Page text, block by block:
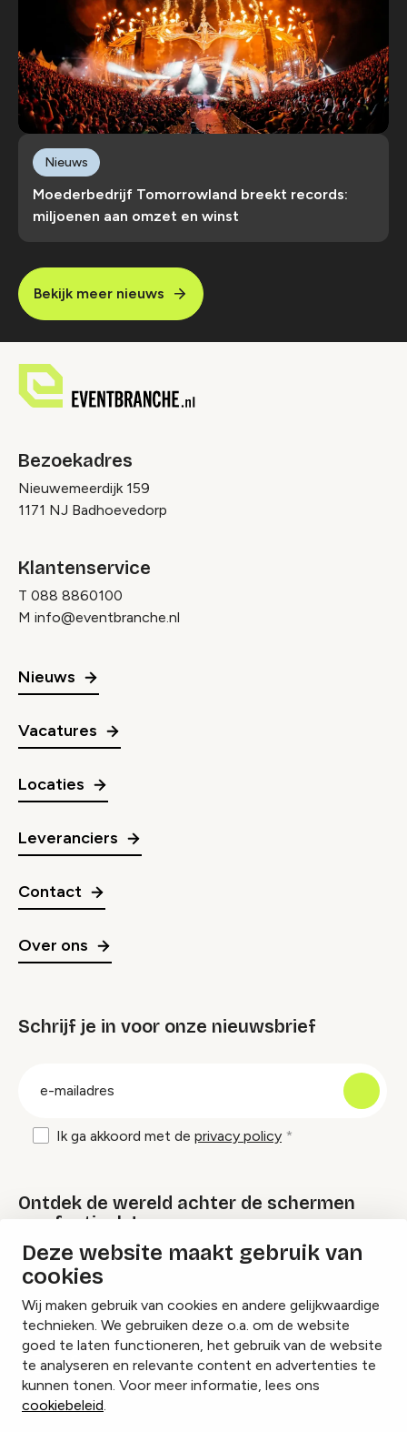
Deze website maakt gebruik van
cookies
Wij maken gebruik van cookies en andere gelijkwaardige
technieken. We gebruiken deze o.a. om de website
goed te laten functioneren, het gebruik van de website
te analyseren en relevante content en advertenties te
kunnen tonen. Voor meer informatie, lees ons
cookiebeleid.
Moederbedrijf Tomorrowland breekt records:
miljoenen aan omzet en winst
Nieuws
Bekijk meer nieuws
Bezoekadres
Nieuwemeerdijk 159
1171 NJ Badhoevedorp
Klantenservice
T 088 8860100
M info@eventbranche.nl
Nieuws
Vacatures
Locaties
Leveranciers
Contact
Over ons
Schrijf je in voor onze nieuwsbrief
Ik ga akkoord met de privacy policy
Ontdek de wereld achter de schermen
van festivals!
Lees onze Festival Specials
InstagramFacebookLinkedIn